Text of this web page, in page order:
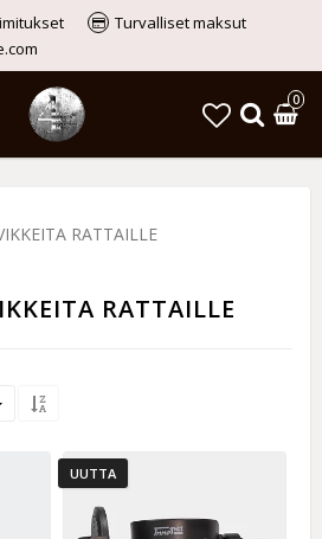
Turvalliset maksut
0
RATTAILLE
RATTAILLE
UUTTA